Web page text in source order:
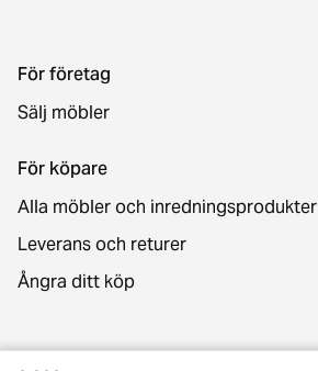
För företag
Sälj möbler
För köpare
Alla möbler och inredningsprodukter
Leverans och returer
Ångra ditt köp